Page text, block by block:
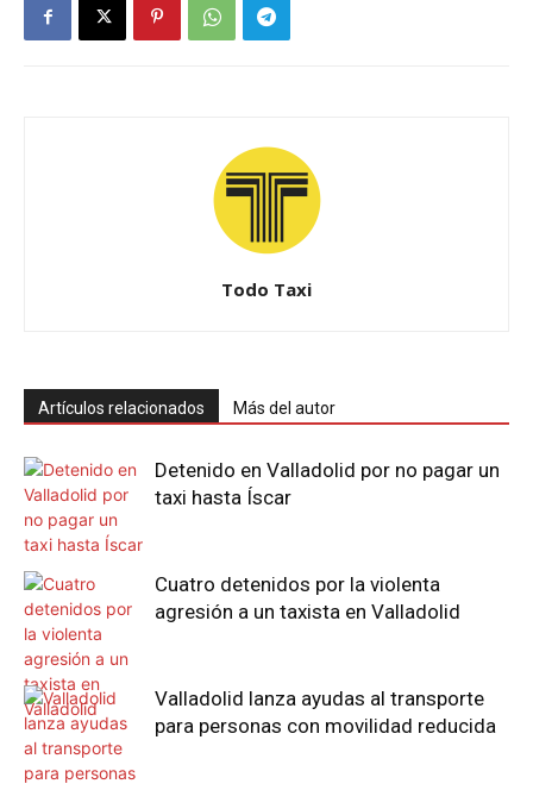
Todo Taxi
Artículos relacionados Más del autor
Detenido en Valladolid por no pagar un
taxi hasta Íscar
Cuatro detenidos por la violenta
agresión a un taxista en Valladolid
Valladolid lanza ayudas al transporte
para personas con movilidad reducida